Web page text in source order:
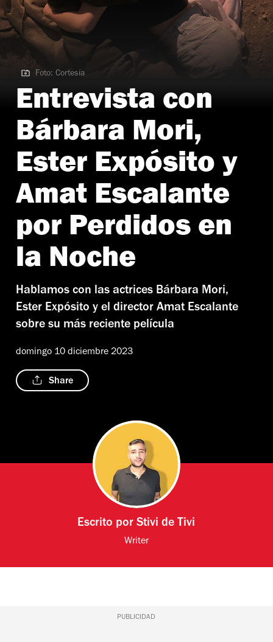
Foto: Cortesía
Foto: Cortesía
Entrevista con
Bárbara Mori,
Ester Expósito y
Amat Escalante
por Perdidos en
la Noche
Hablamos con las actrices Bárbara Mori,
Ester Expósito y el director Amat Escalante
sobre su más reciente película
domingo 10 diciembre 2023
Share
Escrito porStivi de Tivi
Writer
PUBLICIDAD